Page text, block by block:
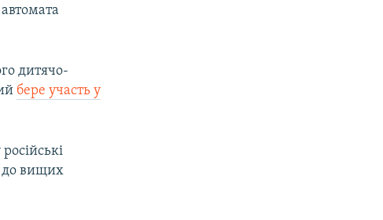
дитячо-
бере участь у
до вищих